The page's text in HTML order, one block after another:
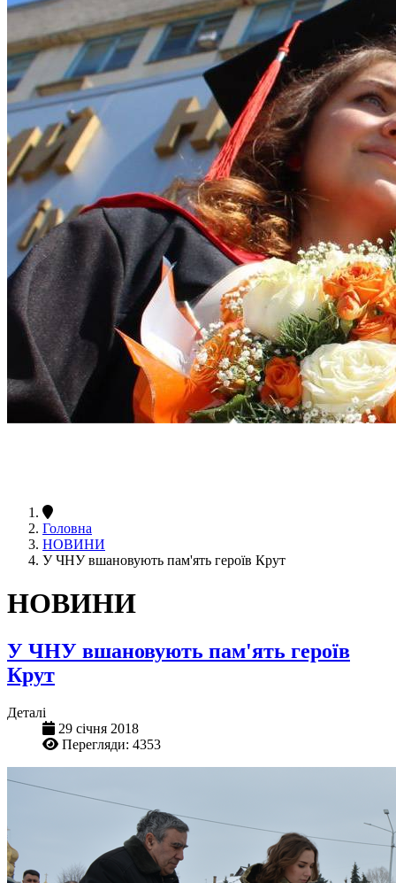
Головна
НОВИНИ
У ЧНУ вшановують пам'ять героїв Крут
НОВИНИ
У ЧНУ вшановують пам'ять героїв
Крут
Деталі
29 січня 2018
Перегляди: 4353